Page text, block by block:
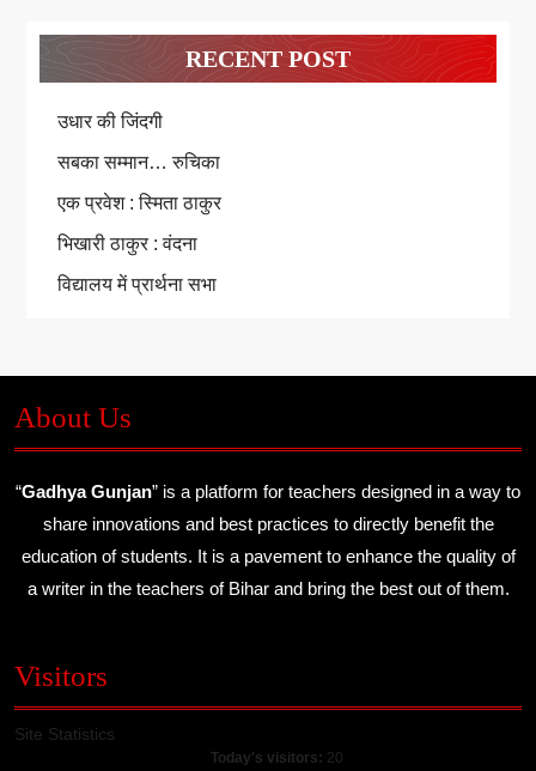
RECENT POST
उधार की जिंदगी
सबका सम्मान… रुचिका
एक प्रवेश : स्मिता ठाकुर
भिखारी ठाकुर : वंदना
विद्यालय में प्रार्थना सभा
About Us
“Gadhya Gunjan” is a platform for teachers designed in a way to
share innovations and best practices to directly benefit the
education of students. It is a pavement to enhance the quality of
a writer in the teachers of Bihar and bring the best out of them.
Visitors
Site Statistics
Today's visitors: 20